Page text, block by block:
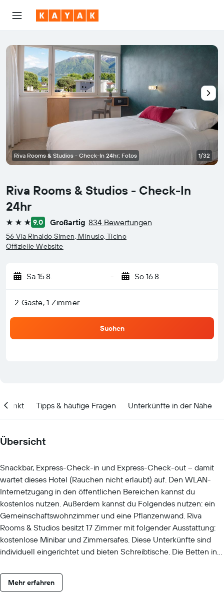
Riva Rooms & Studios - Check-In
24hr
3 Sterne9,0 Großartig 834 Bewertungen
56 Via Rinaldo Simen, Minusio, Ticino
Offizielle Website
Sa 15.8. - So 16.8.
2 Gäste, 1 Zimmer
Suchen
Riva Rooms & Studios - Check-In 24hr: Fotos 1/32
Tipps & häufige Fragen Unterkünfte in der Nähe
Übersicht
Snackbar, Express-Check-in und Express-Check-out – damit
wartet dieses Hotel (Rauchen nicht erlaubt) auf. Den WLAN-
Internetzugang in den öffentlichen Bereichen kannst du
kostenlos nutzen. Außerdem kannst du Folgendes nutzen: ein
Gemeinschaftswohnzimmer und eine Pflanzenwand. Riva
Rooms & Studios besitzt 17 Zimmer mit folgender Ausstattung:
kostenlose Minibar und Zimmersafes. Diese Unterkünfte sind
individuell eingerichtet und bieten Schreibtische. Die Betten in
Daunenbettdecken. In den Zimmern stehen 50-Zoll Smart-TVs
mit Premium-Satellitenempfang zur Verfügung. Zur
Mehr erfahren